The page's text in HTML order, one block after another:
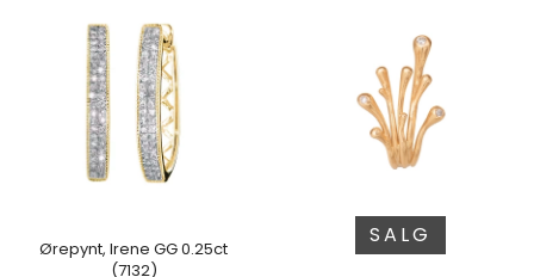
Ørepynt, Irene GG 0.25ct
(7132)
SALG